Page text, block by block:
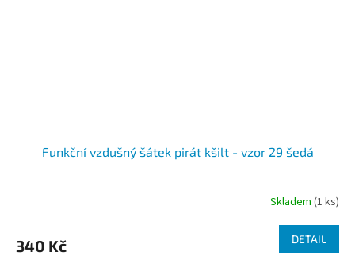
Funkční vzdušný šátek pirát kšilt - vzor 29 šedá
Skladem (1 ks)
340 Kč DETAIL